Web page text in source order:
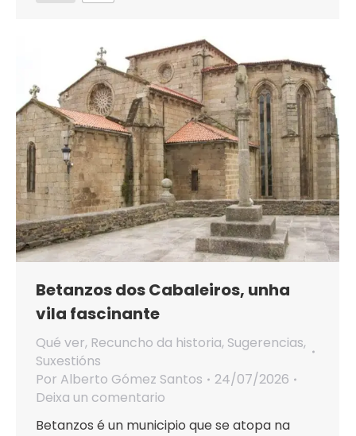
Betanzos dos Cabaleiros, unha
vila fascinante
Qué ver, Recuncho da historia, Sugerencias,
Suxestións
Por Alberto Gómez Santos
24/07/2026
Deixa un comentario
Betanzos é un municipio que se atopa na